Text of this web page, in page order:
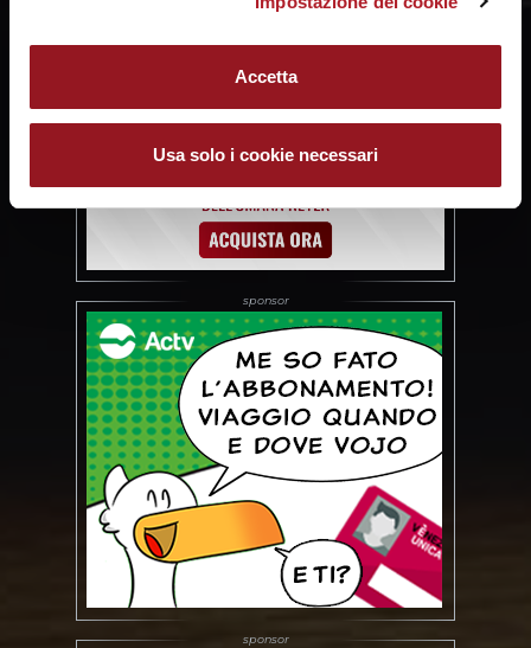
Accetta
Usa solo i cookie necessari